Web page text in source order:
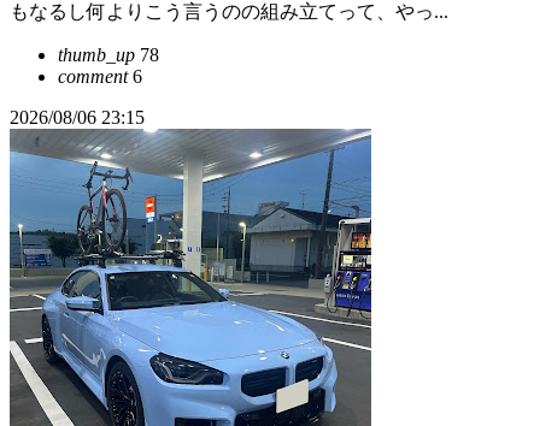
もなるし何よりこう言うのの組み立てって、やっ...
thumb_up 78
comment6
2026/08/06 23:15